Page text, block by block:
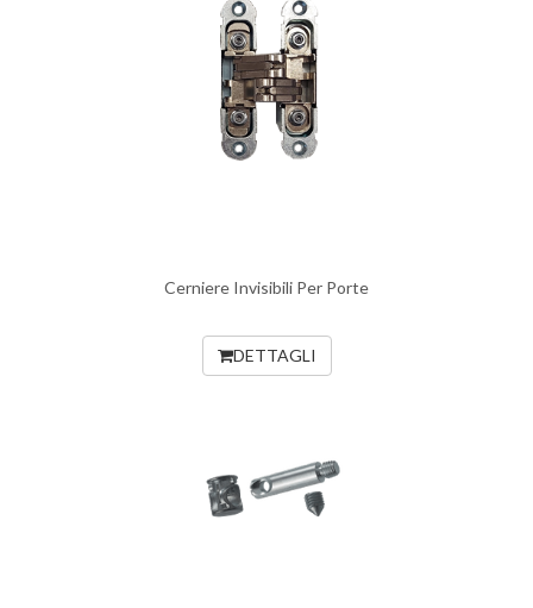
Cerniere Invisibili Per Porte
DETTAGLI